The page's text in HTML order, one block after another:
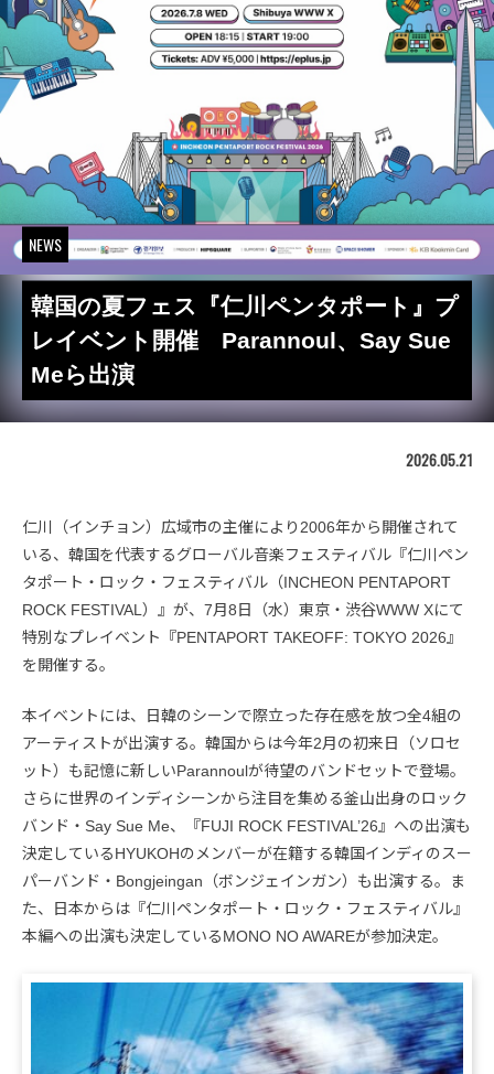
NEWS
韓国の夏フェス『仁川ペンタポート』プ
レイベント開催 Parannoul、Say Sue
Meら出演
2026.05.21
仁川（インチョン）広域市の主催により2006年から開催されて
いる、韓国を代表するグローバル音楽フェスティバル『仁川ペン
タポート・ロック・フェスティバル（INCHEON PENTAPORT
ROCK FESTIVAL）』が、7月8日（水）東京・渋谷WWW Xにて
特別なプレイベント『PENTAPORT TAKEOFF: TOKYO 2026』
を開催する。
本イベントには、日韓のシーンで際立った存在感を放つ全4組の
アーティストが出演する。韓国からは今年2月の初来日（ソロセ
ット）も記憶に新しいParannoulが待望のバンドセットで登場。
さらに世界のインディシーンから注目を集める釜山出身のロック
バンド・Say Sue Me、『FUJI ROCK FESTIVAL’26』への出演も
決定しているHYUKOHのメンバーが在籍する韓国インディのスー
パーバンド・Bongjeingan（ボンジェインガン）も出演する。ま
た、日本からは『仁川ペンタポート・ロック・フェスティバル』
本編への出演も決定しているMONO NO AWAREが参加決定。